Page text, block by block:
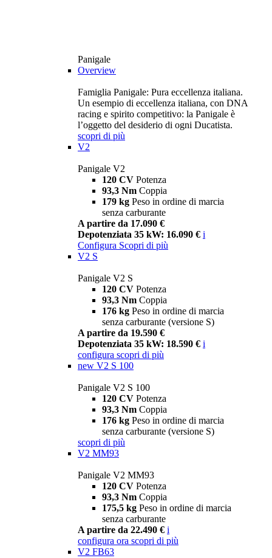
Panigale
Overview
Famiglia Panigale: Pura eccellenza italiana.
Un esempio di eccellenza italiana, con DNA
racing e spirito competitivo: la Panigale è
l’oggetto del desiderio di ogni Ducatista.
scopri di più
V2
Panigale V2
120 CV Potenza
93,3 Nm Coppia
179 kg Peso in ordine di marcia
senza carburante
A partire da 17.090 €
Depotenziata 35 kW: 16.090 € i
Configura Scopri di più
V2 S
Panigale V2 S
120 CV Potenza
93,3 Nm Coppia
176 kg Peso in ordine di marcia
senza carburante (versione S)
A partire da 19.590 €
Depotenziata 35 kW: 18.590 € i
configura scopri di più
new V2 S 100
Panigale V2 S 100
120 CV Potenza
93,3 Nm Coppia
176 kg Peso in ordine di marcia
senza carburante (versione S)
scopri di più
V2 MM93
Panigale V2 MM93
120 CV Potenza
93,3 Nm Coppia
175,5 kg Peso in ordine di marcia
senza carburante
A partire da 22.490 € i
configura ora scopri di più
V2 FB63